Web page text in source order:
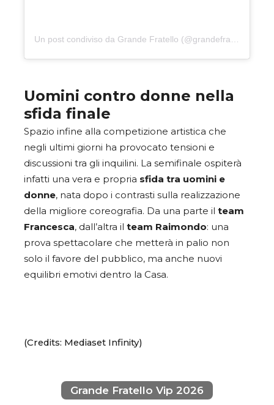
Uomini contro donne nella
sfida finale
Spazio infine alla competizione artistica che
negli ultimi giorni ha provocato tensioni e
discussioni tra gli inquilini. La semifinale ospiterà
infatti una vera e propria sfida tra uomini e
donne, nata dopo i contrasti sulla realizzazione
della migliore coreografia. Da una parte il team
Francesca, dall’altra il team Raimondo: una
prova spettacolare che metterà in palio non
solo il favore del pubblico, ma anche nuovi
equilibri emotivi dentro la Casa.
(Credits: Mediaset Infinity)
Grande Fratello Vip 2026